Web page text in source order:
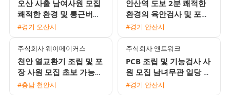
오산 사출 남여사원 모집
쾌적한 환경 및 통근버스
운행 3조2교대
#경기 오산시
안산역 도보 2분 쾌적한
환경의 육안검사 및 포장
사원 모집 정규직 전환
#경기 안산시
주식회사 웨이메이커스
천안 열교환기 조립 및 포
장 사원 모집 초보 가능
60세 이하 남여 월 평균
#충남 천안시
주식회사 앤트워크
PCB 조립 및 기능검사 사
원 모집 남녀무관 일당 주
급 가능
#경기 안산시